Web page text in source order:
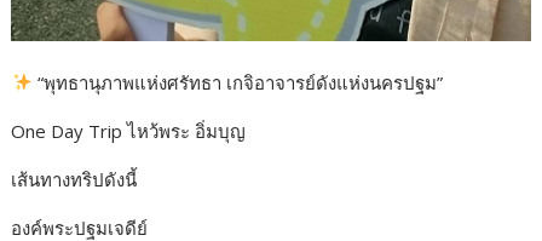
“พุทธานุภาพแห่งศรัทธา เกจิอาจารย์ดังแห่งนครปฐม”
One Day Trip ไหว้พระ อิ่มบุญ
เส้นทางทริปดังนี้
องค์พระปฐมเจดีย์